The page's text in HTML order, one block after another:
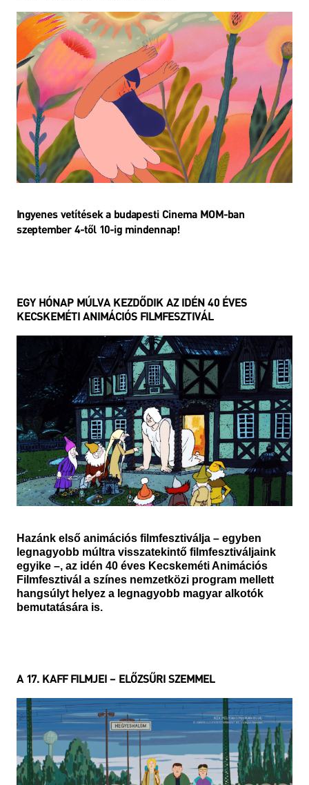
Ingyenes vetítések a budapesti Cinema MOM-ban
szeptember 4-től 10-ig mindennap!
EGY HÓNAP MÚLVA KEZDŐDIK AZ IDÉN 40 ÉVES
KECSKEMÉTI ANIMÁCIÓS FILMFESZTIVÁL
Hazánk első animációs filmfesztiválja – egyben
legnagyobb múltra visszatekintő filmfesztiváljaink
egyike –, az idén 40 éves Kecskeméti Animációs
Filmfesztivál a színes nemzetközi program mellett
hangsúlyt helyez a legnagyobb magyar alkotók
bemutatására is.
A 17. KAFF FILMJEI – ELŐZSŰRI SZEMMEL